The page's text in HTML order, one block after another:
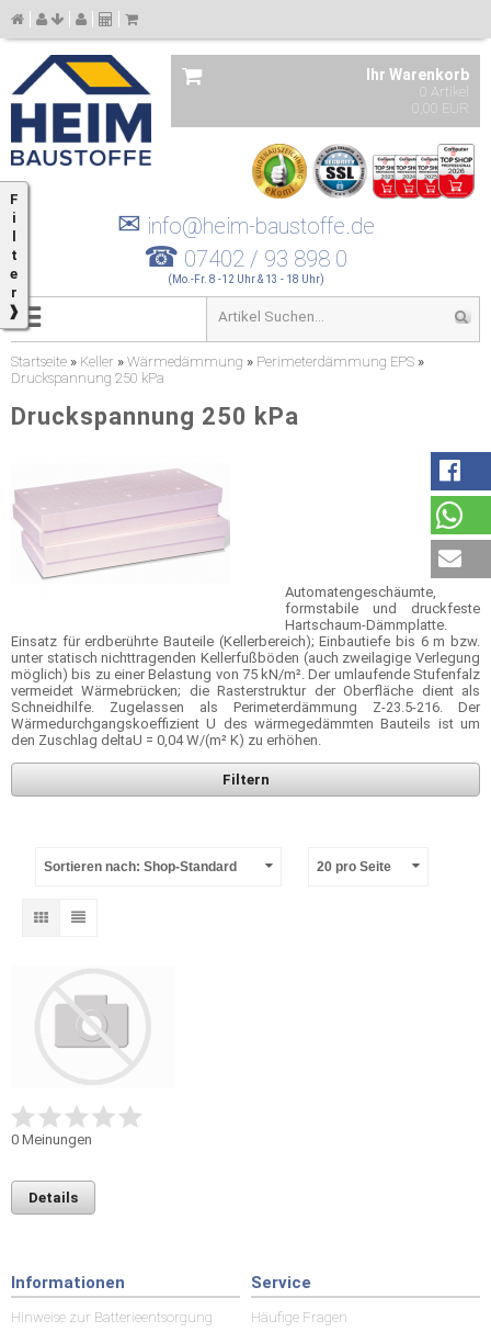
Ihr Warenkorb
0 Artikel
0,00 EUR
✉ info@heim-baustoffe.de
☎ 07402 / 93 898 0
(Mo.-Fr. 8 -12 Uhr & 13 - 18 Uhr)
Startseite » Keller » Wärmedämmung » Perimeterdämmung EPS »
Druckspannung 250 kPa
Druckspannung 250 kPa
Automatengeschäumte,
formstabile und druckfeste
Hartschaum-Dämmplatte.
Einsatz für erdberührte Bauteile (Kellerbereich); Einbautiefe bis 6 m bzw.
unter statisch nichttragenden Kellerfußböden (auch zweilagige Verlegung
möglich) bis zu einer Belastung von 75 kN/m². Der umlaufende Stufenfalz
vermeidet Wärmebrücken; die Rasterstruktur der Oberfläche dient als
Schneidhilfe. Zugelassen als Perimeterdämmung Z-23.5-216. Der
Wärmedurchgangskoeffizient U des wärmegedämmten Bauteils ist um
den Zuschlag deltaU = 0,04 W/(m² K) zu erhöhen.
Filtern
Sortieren nach: Shop-Standard 20 pro Seite
0 Meinungen
Details
F
i
t
e
r
❱
Informationen
Hinweise zur Batterieentsorgung
Service
Häufige Fragen